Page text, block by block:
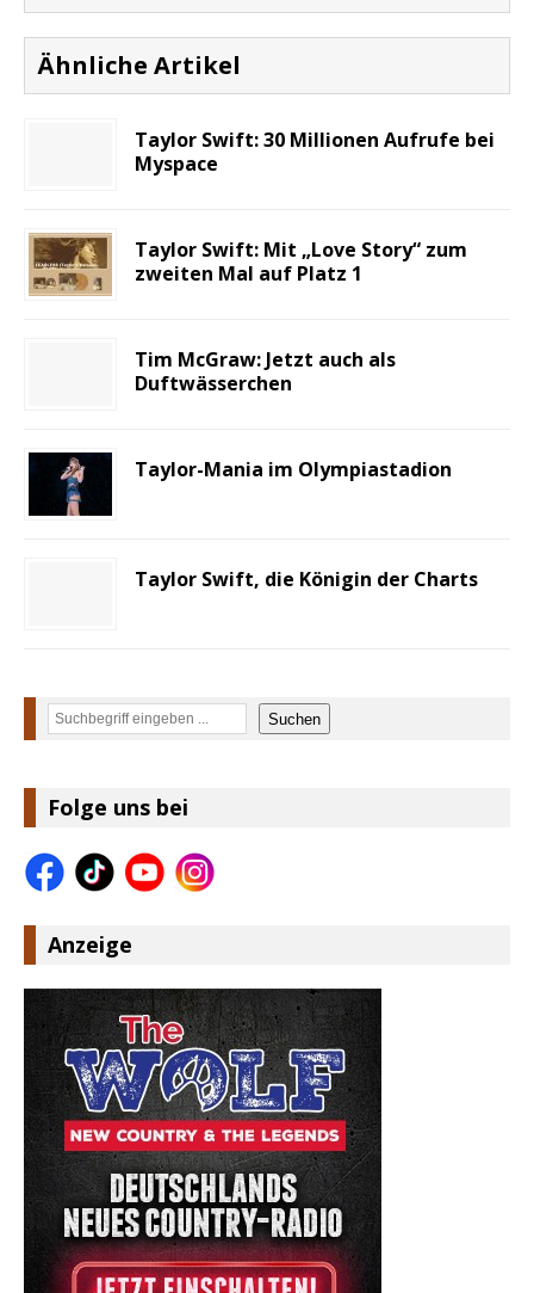
Ähnliche Artikel
Taylor Swift: 30 Millionen Aufrufe bei
Myspace
Taylor Swift: Mit „Love Story“ zum
zweiten Mal auf Platz 1
Tim McGraw: Jetzt auch als
Duftwässerchen
Taylor-Mania im Olympiastadion
Taylor Swift, die Königin der Charts
Suchen Suchen
Folge uns bei
Anzeige